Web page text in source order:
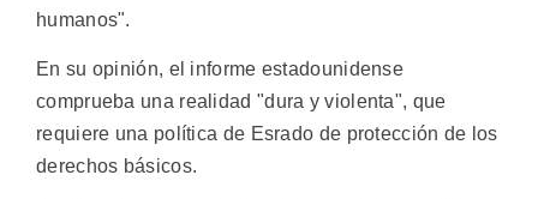
humanos".
En su opinión, el informe estadounidense
comprueba una realidad "dura y violenta", que
requiere una política de Esrado de protección de los
derechos básicos.